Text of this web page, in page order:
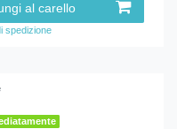
al carello
spedizione